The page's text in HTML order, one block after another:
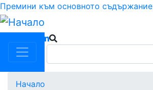
Премини към основното съдържание
Начало